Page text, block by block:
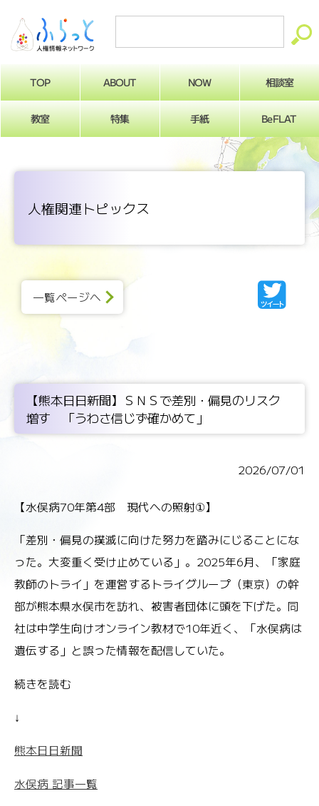
TOP ABOUT NOW 相談室
教室 特集 手紙 BeFLAT
人権関連トピックス
一覧ページへ
【熊本日日新聞】ＳＮＳで差別・偏見のリスク
増す 「うわさ信じず確かめて」
2026/07/01
【水俣病70年第4部 現代への照射①】
「差別・偏見の撲滅に向けた努力を踏みにじることにな
った。大変重く受け止めている」。2025年6月、「家庭
教師のトライ」を運営するトライグループ（東京）の幹
部が熊本県水俣市を訪れ、被害者団体に頭を下げた。同
社は中学生向けオンライン教材で10年近く、「水俣病は
遺伝する」と誤った情報を配信していた。
続きを読む
↓
熊本日日新聞
水俣病 記事一覧